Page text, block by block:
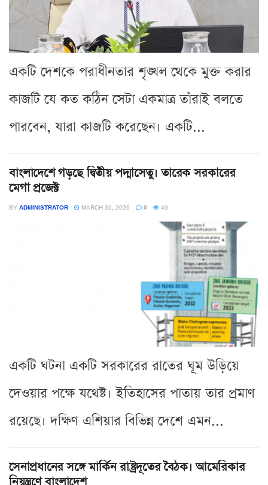
একটি দেশকে পরাধীনতার শৃঙ্খল থেকে মুক্ত করার
কাজটি যে কত কঠিন সেটা একমাত্র তাঁরাই বলতে
পারবেন, যারা কাজটি করেছেন। একটি...
বাংলাদেশে গড়ছে দ্বিতীয় পদ্মাসেতু। তারেক সরকারের
মেগা প্রজেক্ট
BY ADMINISTRATOR MARCH 31, 2026 0 49
একটি ঘটনা একটি সরকারের রাতের ঘূম উড়িয়ে
দেওয়ার পক্ষে যথেষ্ট। ইতিহাসের পাতায় তার প্রমাণ
রয়েছে। দক্ষিণ এশিয়ার বিভিন্ন দেশে এমন...
সেনাপ্রধানের সঙ্গে মার্কিন রাষ্ট্রদূতের বৈঠক। আমেরিকার